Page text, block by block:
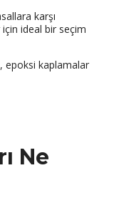
karşı
için ideal bir seçim
epoksi kaplamalar
Ne